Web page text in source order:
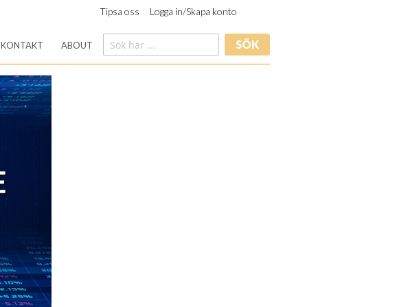
Tipsa oss Logga in/Skapa konto
KONTAKT ABOUT SÖK